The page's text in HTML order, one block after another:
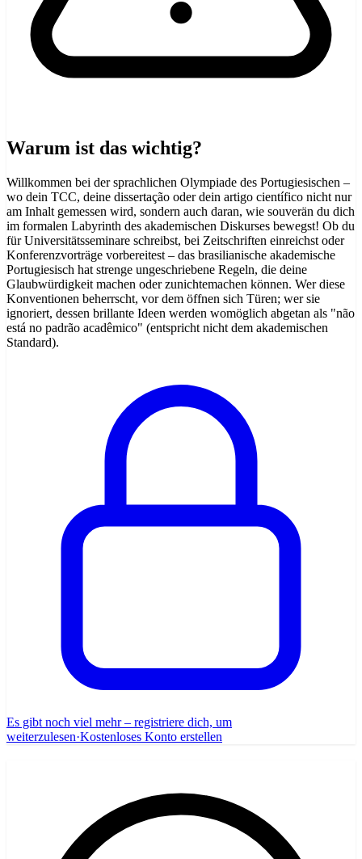
Warum ist das wichtig?
Willkommen bei der sprachlichen Olympiade des Portugiesischen –
wo dein TCC, deine dissertação oder dein artigo científico nicht nur
am Inhalt gemessen wird, sondern auch daran, wie souverän du dich
im formalen Labyrinth des akademischen Diskurses bewegst! Ob du
für Universitätsseminare schreibst, bei Zeitschriften einreichst oder
Konferenzvorträge vorbereitest – das brasilianische akademische
Portugiesisch hat strenge ungeschriebene Regeln, die deine
Glaubwürdigkeit machen oder zunichtemachen können. Wer diese
Konventionen beherrscht, vor dem öffnen sich Türen; wer sie
ignoriert, dessen brillante Ideen werden womöglich abgetan als "não
está no padrão acadêmico" (entspricht nicht dem akademischen
Standard).
Es gibt noch viel mehr – registriere dich, um
weiterzulesen·Kostenloses Konto erstellen